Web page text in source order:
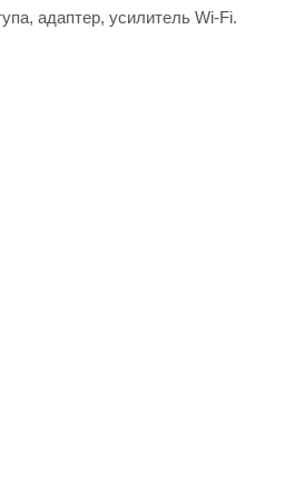
адаптер, усилитель Wi-Fi.